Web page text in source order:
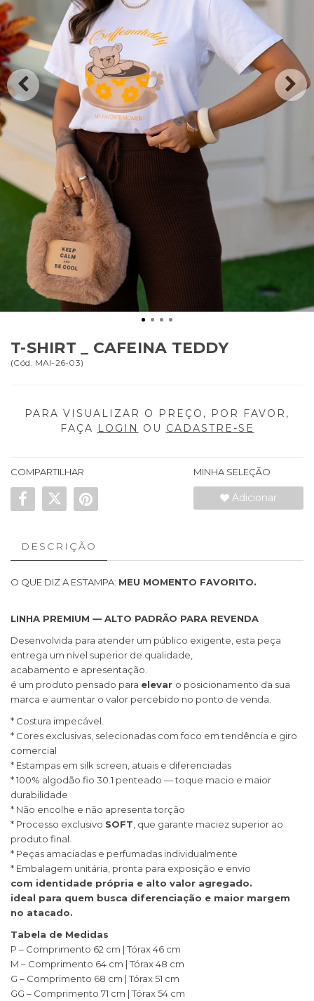
T-SHIRT _ CAFEINA TEDDY
(Cód. MAI-26-03)
PARA VISUALIZAR O PREÇO, POR FAVOR,
FAÇA
LOGIN OU CADASTRE-SE
COMPARTILHAR MINHA SELEÇÃO
Adicionar
DESCRIÇÃO
O QUE DIZ A ESTAMPA: MEU MOMENTO FAVORITO.
LINHA PREMIUM — ALTO PADRÃO PARA REVENDA
Desenvolvida para atender um público exigente, esta peça
entrega um nível superior de qualidade,
acabamento e apresentação.
é um produto pensado para elevar o posicionamento da sua
marca e aumentar o valor percebido no ponto de venda.
* Costura impecável.
* Cores exclusivas, selecionadas com foco em tendência e giro
comercial
* Estampas em silk screen, atuais e diferenciadas
* 100% algodão fio 30.1 penteado — toque macio e maior
durabilidade
* Não encolhe e não apresenta torção
* Processo exclusivo SOFT , que garante maciez superior ao
produto final.
* Peças amaciadas e perfumadas individualmente
* Embalagem unitária, pronta para exposição e envio
com identidade própria e alto valor agregado.
ideal para quem busca diferenciação e maior margem
no atacado.
Tabela de Medidas
P – Comprimento 62 cm | Tórax 46 cm
M – Comprimento 64 cm | Tórax 48 cm
G – Comprimento 68 cm | Tórax 51 cm
GG – Comprimento 71 cm | Tórax 54 cm